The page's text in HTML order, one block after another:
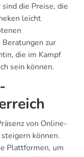
die Preise, die
leicht
zur
die im Kampf
sein können.
von Online-
können.
Plattformen, um